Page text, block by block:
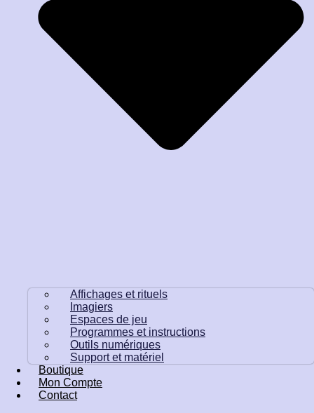
Affichages et rituels
Imagiers
Espaces de jeu
Programmes et instructions
Outils numériques
Support et matériel
Boutique
Mon Compte
Contact